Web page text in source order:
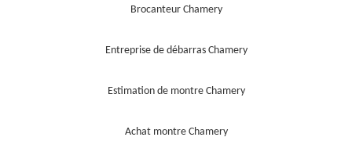
Brocanteur Chamery
Entreprise de débarras Chamery
Estimation de montre Chamery
Achat montre Chamery